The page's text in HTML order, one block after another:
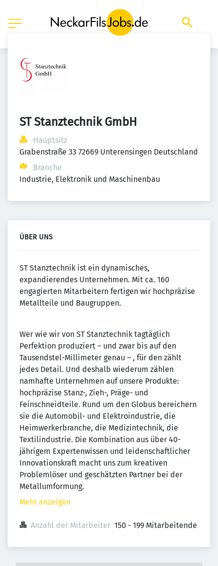
ST Stanztechnik GmbH
Hauptsitz
Grabenstraße 33 72669 Unterensingen Deutschland
Branche
Industrie, Elektronik und Maschinenbau
ÜBER UNS
ST Stanztechnik ist ein dynamisches,
expandierendes Unternehmen. Mit ca. 160
engagierten Mitarbeitern fertigen wir hochpräzise
Metallteile und Baugruppen.
Wer wie wir von ST Stanztechnik tagtäglich
Perfektion produziert – und zwar bis auf den
Tausendstel-Millimeter genau – , für den zählt
jedes Detail. Und deshalb wiederum zählen
namhafte Unternehmen auf unsere Produkte:
hochpräzise Stanz-, Zieh-, Präge- und
Feinschneidteile. Rund um den Globus bereichern
sie die Automobil- und Elektroindustrie, die
Heimwerkerbranche, die Medizintechnik, die
Textilindustrie. Die Kombination aus über 40-
jährigem Expertenwissen und leidenschaftlicher
Innovationskraft macht uns zum kreativen
Problemlöser und geschätzten Partner bei der
Metallumformung.
Mehr anzeigen
Anzahl der Mitarbeiter 150 - 199 Mitarbeitende